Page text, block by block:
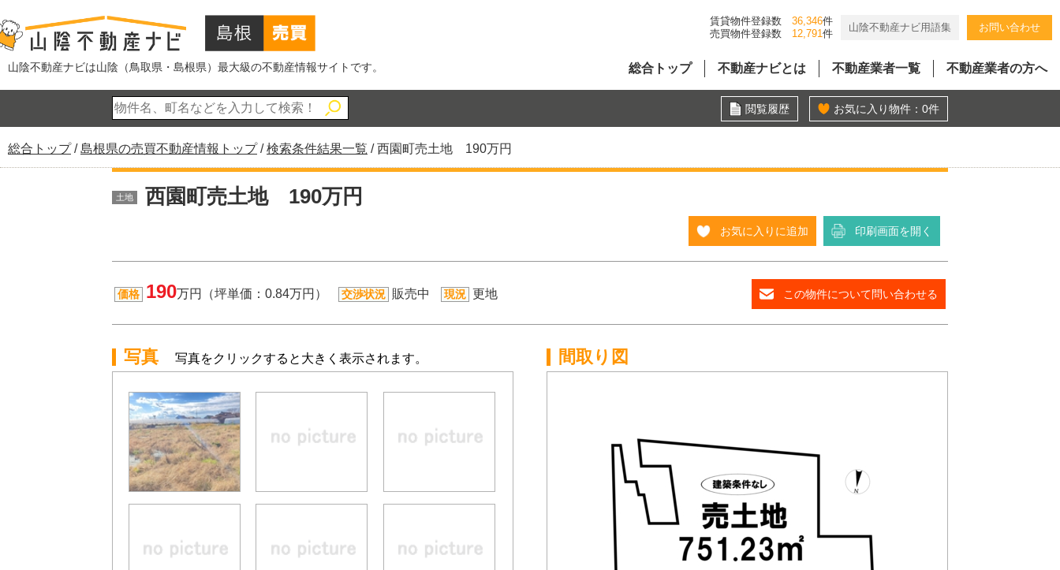
山陰不動産ナビは山陰（鳥取県・島根県）最大級の不動産情報サイトです。
賃貸物件登録数 36,346件
売買物件登録数
12,791件
山陰不動産ナビ用語集 お問い合わせ
総合トップ 不動産ナビとは 不動産業者一覧 不動産業者の方へ
閲覧履歴 お気に入り物件： 0件
現
在
総合トップ/島根県の売買不動産情報トップ/検索条件結果一覧 /西園町売土地 190万円
土地 西園町売土地 190万円
お気に入りに追加 印刷画面を開く
価格 190万円（坪単価：0.84万円） 交渉状況 販売中 現況 更地 この物件について問い合わせる
写真 写真をクリックすると大きく表示されます。 間取り図